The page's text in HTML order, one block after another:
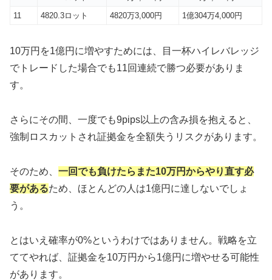
11
4820.3ロット 4820万3,000円 1億304万4,000円
10万円を1億円に増やすためには、目一杯ハイレバレッジ
でトレードした場合でも11回連続で勝つ必要がありま
す。
さらにその間、一度でも9pips以上の含み損を抱えると、
強制ロスカットされ証拠金を全額失うリスクがあります。
そのため、 一回でも負けたらまた10万円からやり直す必
要があるため、ほとんどの人は1億円に達しないでしょ
う。
とはいえ確率が0%というわけではありません。戦略を立
ててやれば、証拠金を10万円から1億円に増やせる可能性
があります。